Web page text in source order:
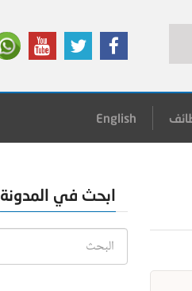
English
ابحث في المدونة